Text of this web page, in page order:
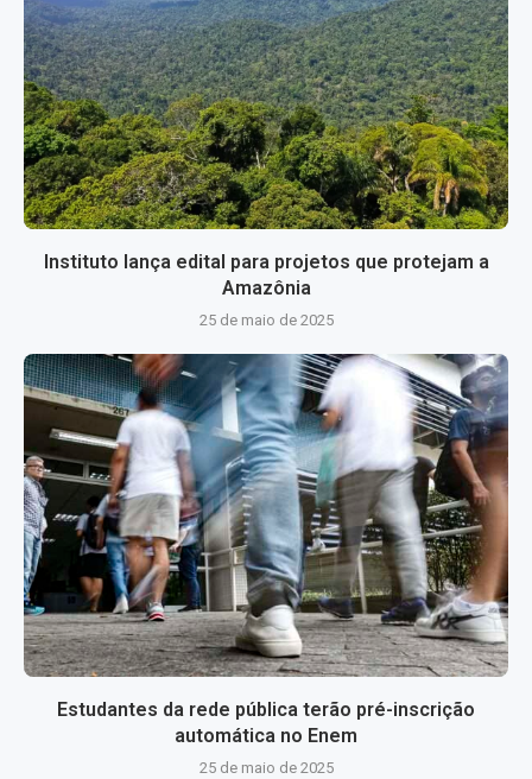
Instituto lança edital para projetos que protejam a
Amazônia
25 de maio de 2025
Estudantes da rede pública terão pré-inscrição
automática no Enem
25 de maio de 2025